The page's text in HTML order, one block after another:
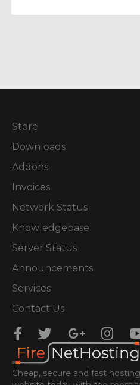
Store
Downloads
Addons
Invoices
Network Status
Knowledgebase
Server Status
Announcements
Services
Contact Us
Cheap, secure and fast